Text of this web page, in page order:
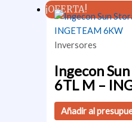
¡OFERTA!
Inversores
Ingecon
6TL M –
Añadir al